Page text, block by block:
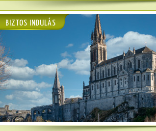
BIZTOS INDULÁS